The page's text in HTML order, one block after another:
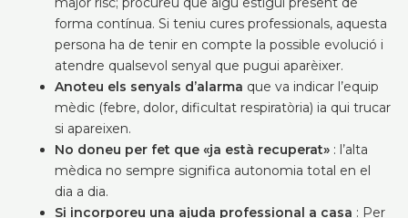
forma contínua. Si teniu cures professionals, aquesta
persona ha de tenir en compte la possible evolució i
atendre qualsevol senyal que pugui aparèixer.
Anoteu els senyals d’alarma que va indicar l’equip
mèdic (febre, dolor, dificultat respiratòria) ia qui trucar
si apareixen.
No doneu per fet que «ja està recuperat»: l’alta
mèdica no sempre significa autonomia total en el
dia a dia.
Si incorporeu una ajuda professional a casa : Per